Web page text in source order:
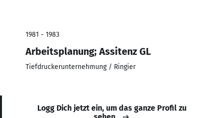
1981 - 1983
Arbeitsplanung; Assitenz GL
Tiefdruckerunternehmung / Ringier
Logg Dich jetzt ein, um das ganze Profil zu